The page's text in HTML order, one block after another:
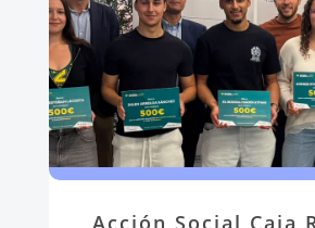
Acción Social Caja